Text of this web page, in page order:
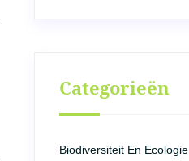
Categorieën
Biodiversiteit En Ecologie